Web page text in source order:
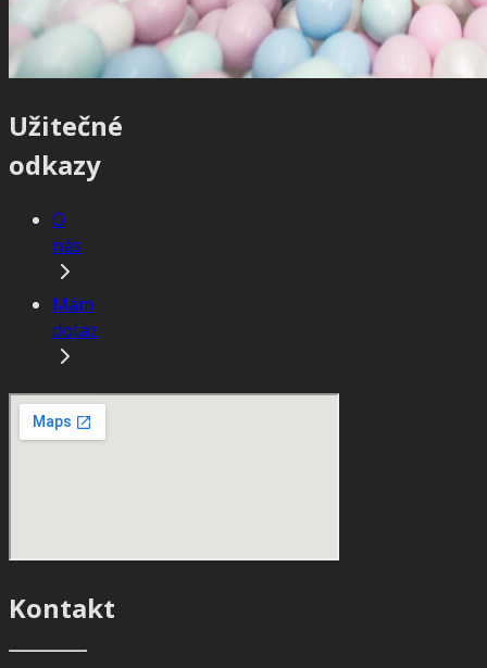
Užitečné
odkazy
O
nás
Mám
dotaz
Kontakt